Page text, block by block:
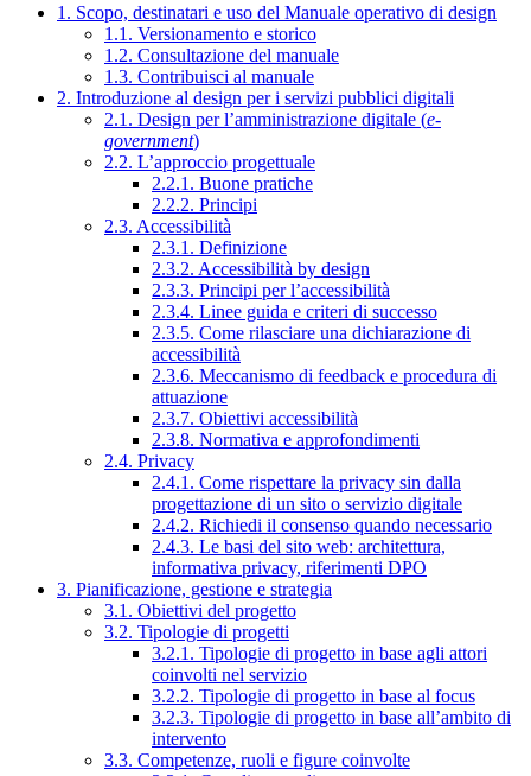
1. Scopo, destinatari e uso del Manuale operativo di design
1.1. Versionamento e storico
1.2. Consultazione del manuale
1.3. Contribuisci al manuale
2. Introduzione al design per i servizi pubblici digitali
2.1. Design per l’amministrazione digitale (e-
government)
2.2. L’approccio progettuale
2.2.1. Buone pratiche
2.2.2. Principi
2.3. Accessibilità
2.3.1. Definizione
2.3.2. Accessibilità by design
2.3.3. Principi per l’accessibilità
2.3.4. Linee guida e criteri di successo
2.3.5. Come rilasciare una dichiarazione di
accessibilità
2.3.6. Meccanismo di feedback e procedura di
attuazione
2.3.7. Obiettivi accessibilità
2.3.8. Normativa e approfondimenti
2.4. Privacy
2.4.1. Come rispettare la privacy sin dalla
progettazione di un sito o servizio digitale
2.4.2. Richiedi il consenso quando necessario
2.4.3. Le basi del sito web: architettura,
informativa privacy, riferimenti DPO
3. Pianificazione, gestione e strategia
3.1. Obiettivi del progetto
3.2. Tipologie di progetti
3.2.1. Tipologie di progetto in base agli attori
coinvolti nel servizio
3.2.2. Tipologie di progetto in base al focus
3.2.3. Tipologie di progetto in base all’ambito di
intervento
3.3. Competenze, ruoli e figure coinvolte